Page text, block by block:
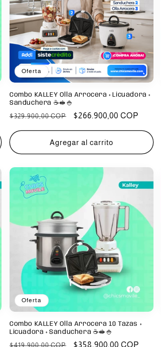
Oferta
Combo KALLEY Olla Arrocera + Licuadora +
Sanduchera ☕️🥪🍚
Precio
$329.900,00 COP
Precio
oferta
$266.900,00 COP
Agregar al carrito
Oferta
Combo KALLEY Olla Arrocera 10 Tazas +
Licuadora + Sanduchera ☕️🥪🍚
Precio
$419.900,00 COP
Precio
$358.900,00 COP